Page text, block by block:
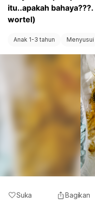
itu..apakah
wortel)
Anak 1-3 tahun Menyusui
Suka Bagikan